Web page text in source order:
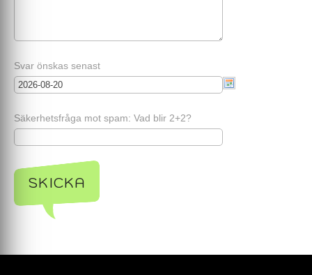
Svar önskas senast
Säkerhetsfråga mot spam: Vad blir 2+2?
SKICKA